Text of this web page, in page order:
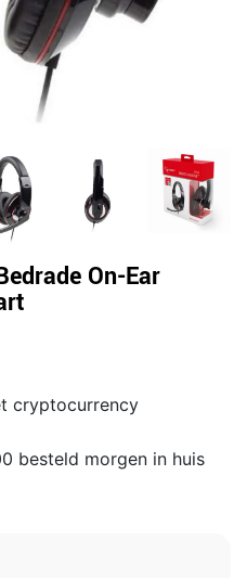
On-Ear
cryptocurrency
besteld morgen in huis